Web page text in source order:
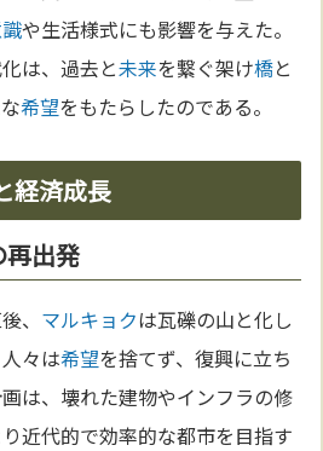
や生活様式にも影響を与えた。
は、過去と未来を繋ぐ架け橋と
希望をもたらしたのである。
経済成長
出発
、 マルキョクは瓦礫の山と化し
々は希望を捨てず、復興に立ち
は、壊れた建物やインフラの修
近代的で効率的な都市を目指す